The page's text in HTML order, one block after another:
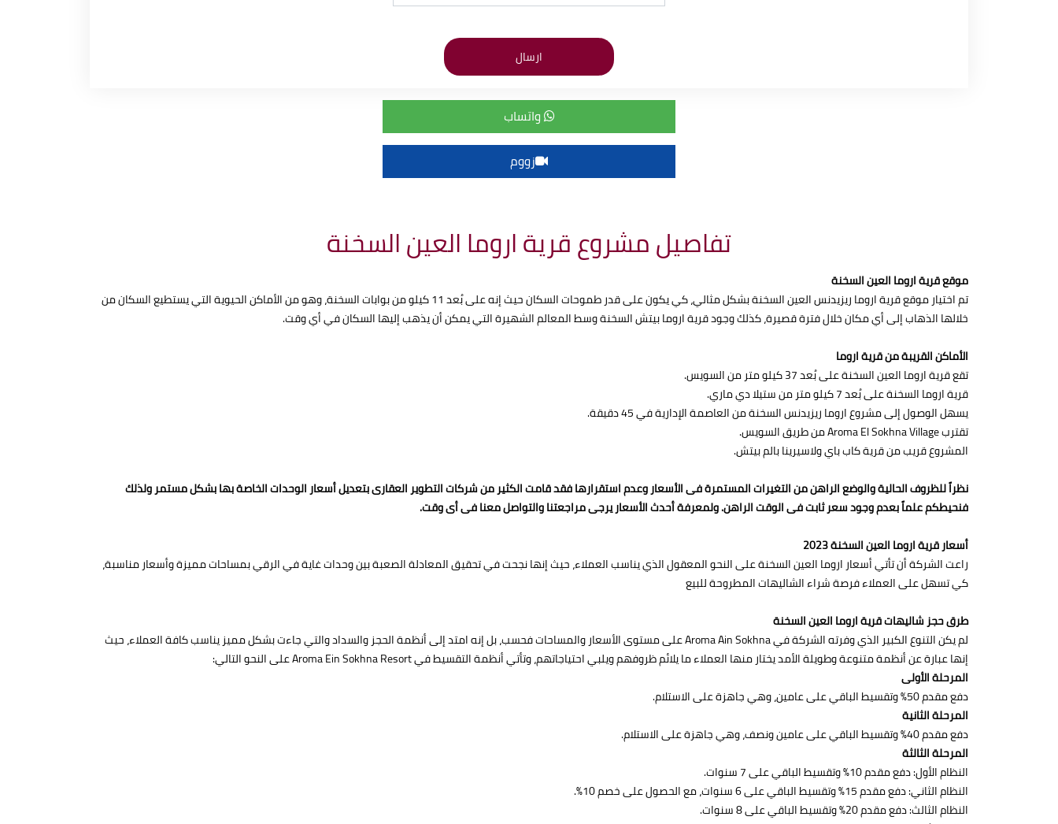
واتساب
زووم
تفاصيل مشروع قرية اروما العين السخنة
موقع قرية اروما العين السخنة
تم اختيار موقع قرية اروما ريزيدنس العين السخنة بشكل مثالي، كي يكون على قدر طموحات السكان حيث إنه على بُعد 11 كيلو من بوابات السخنة، وهو من الأماكن الحيوية التي يستطيع السكان من
خلالها الذهاب إلى أي مكان خلال فترة قصيرة، كذلك وجود قرية اروما بيتش السخنة وسط المعالم الشهيرة التي يمكن أن يذهب إليها السكان في أي وقت.
الأماكن القريبة من قرية اروما
تقع قرية اروما العين السخنة على بُعد 37 كيلو متر من السويس.
قرية اروما السخنة على بُعد 7 كيلو متر من ستيلا دي ماري.
يسهل الوصول إلى مشروع اروما ريزيدنس السخنة من العاصمة الإدارية في 45 دقيقة.
تقترب Aroma El Sokhna Village من طريق السويس.
المشروع قريب من قرية كاب باي ولاسيرينا بالم بيتش.
نظراً للظروف الحالية والوضع الراهن من التغيرات المستمرة فى الأسعار وعدم استقرارها فقد قامت الكثير من شركات التطوير العقارى بتعديل أسعار الوحدات الخاصة بها بشكل مستمر ولذلك
فنحيطكم علماً بعدم وجود سعر ثابت فى الوقت الراهن. ولمعرفة أحدث الأسعار يرجى مراجعتنا والتواصل معنا فى أى وقت.
أسعار قرية اروما العين السخنة 2023
راعت الشركة أن تأتي أسعار اروما العين السخنة على النحو المعقول الذي يناسب العملاء، حيث إنها نجحت في تحقيق المعادلة الصعبة بين وحدات غاية في الرقي بمساحات مميزة وأسعار مناسبة،
كي تسهل على العملاء فرصة شراء الشاليهات المطروحة للبيع
طرق حجز شاليهات قرية اروما العين السخنة
لم يكن التنوع الكبير الذي وفرته الشركة في Aroma Ain Sokhna على مستوى الأسعار والمساحات فحسب، بل إنه امتد إلى أنظمة الحجز والسداد والتي جاءت بشكل مميز يناسب كافة العملاء، حيث
إنها عبارة عن أنظمة متنوعة وطويلة الأمد يختار منها العملاء ما يلائم ظروفهم ويلبي احتياجاتهم، وتأتي أنظمة التقسيط في Aroma Ein Sokhna Resort على النحو التالي:
المرحلة الأولى
دفع مقدم 50% وتقسيط الباقي على عامين، وهي جاهزة على الاستلام.
المرحلة الثانية
دفع مقدم 40% وتقسيط الباقي على عامين ونصف، وهي جاهزة على الاستلام.
المرحلة الثالثة
النظام الأول: دفع مقدم 10% وتقسيط الباقي على 7 سنوات.
النظام الثاني: دفع مقدم 15% وتقسيط الباقي على 6 سنوات، مع الحصول على خصم 10%.
النظام الثالث: دفع مقدم 20% وتقسيط الباقي على 8 سنوات.